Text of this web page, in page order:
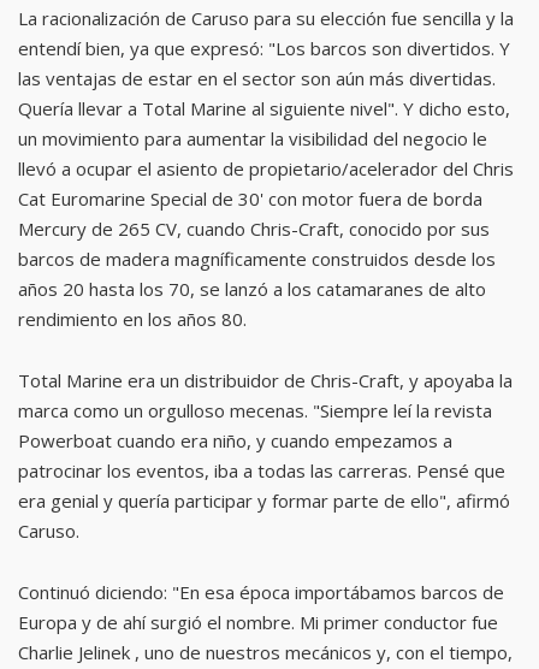
La racionalización de Caruso para su elección fue sencilla y la
entendí bien, ya que expresó: "Los barcos son divertidos. Y
las ventajas de estar en el sector son aún más divertidas.
Quería llevar a Total Marine al siguiente nivel". Y dicho esto,
un movimiento para aumentar la visibilidad del negocio le
llevó a ocupar el asiento de propietario/acelerador del Chris
Cat Euromarine Special de 30' con motor fuera de borda
Mercury de 265 CV, cuando Chris-Craft, conocido por sus
barcos de madera magníficamente construidos desde los
años 20 hasta los 70, se lanzó a los catamaranes de alto
rendimiento en los años 80.
Total Marine era un distribuidor de Chris-Craft, y apoyaba la
marca como un orgulloso mecenas. "Siempre leí la revista
Powerboat cuando era niño, y cuando empezamos a
patrocinar los eventos, iba a todas las carreras. Pensé que
era genial y quería participar y formar parte de ello", afirmó
Caruso.
Continuó diciendo: "En esa época importábamos barcos de
Europa y de ahí surgió el nombre. Mi primer conductor fue
Charlie Jelinek , uno de nuestros mecánicos y, con el tiempo,